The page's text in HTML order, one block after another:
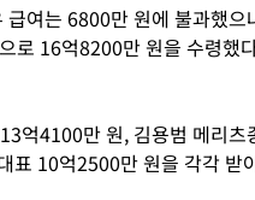
급여는 6800만 원에 불과했
로 16억8200만 원을 수령했
억4100만 원, 김용범 메리
표 10억2500만 원을 각각 받